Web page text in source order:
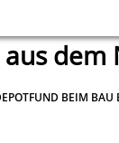
dem
BEIM BAU